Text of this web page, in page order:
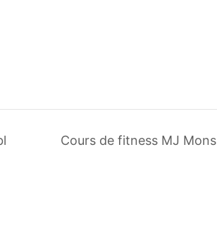
Cours de fitness MJ Mons